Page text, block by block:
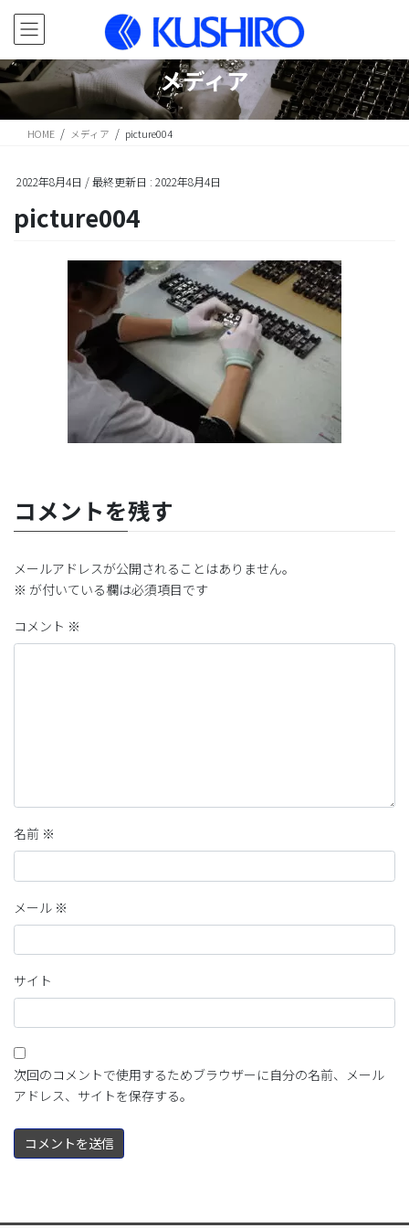
ン
ツ
に
移
ー
シ
ョ
ン
メディア
HOME メディア picture004
2022年8月4日 / 最終更新日 : 2022年8月4日
picture004
コメントを残す
メールアドレスが公開されることはありません。
※ が付いている欄は必須項目です
コメント ※
名前 ※
メール ※
サイト
次回のコメントで使用するためブラウザーに自分の名前、メール
アドレス、サイトを保存する。